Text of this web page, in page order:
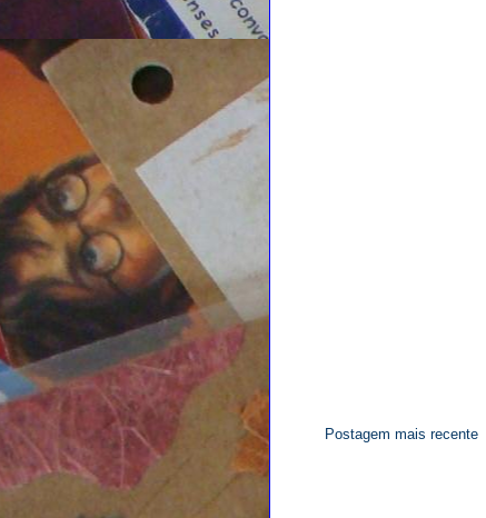
Postagem mais recente